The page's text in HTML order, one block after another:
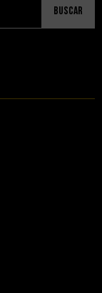
Buscar